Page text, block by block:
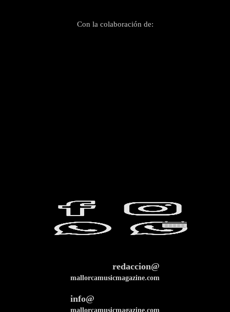
Con la colaboración de:
redaccion@
mallorcamusicmagazine.com
info@
mallorcamusicmagazine.com